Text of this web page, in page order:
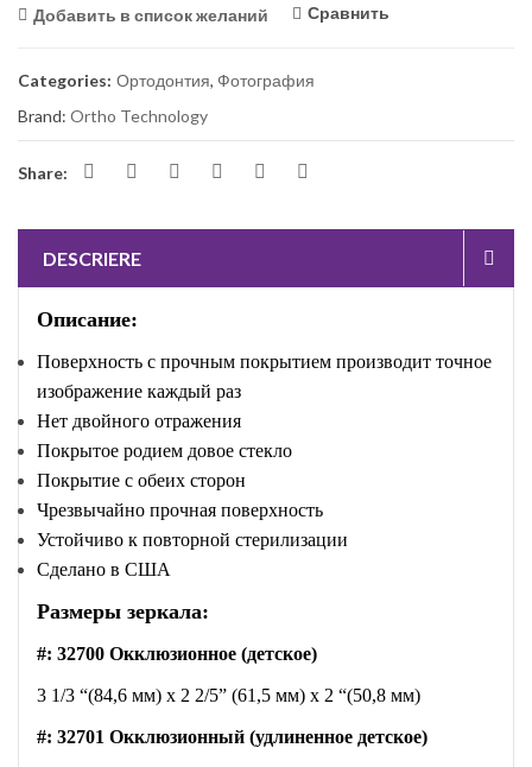
Добавить в список желаний Сравнить
Categories: Ортодонтия, Фотография
Brand: Ortho Technology
Share:
DESCRIERE
Описание:
Поверхность с прочным покрытием производит точное
изображение каждый раз
Нет двойного отражения
Покрытое родием довое стекло
Покрытие с обеих сторон
Чрезвычайно прочная поверхность
Устойчиво к повторной стерилизации
Сделано в США
Размеры зеркала:
#: 32700 Окклюзионное (детское)
3 1/3 “(84,6 мм) x 2 2/5” (61,5 мм) x 2 “(50,8 мм)
#: 32701 Окклюзионный (удлиненное детское)